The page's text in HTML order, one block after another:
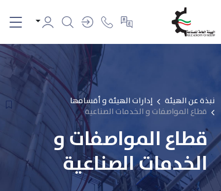
نبذة عن الهيئة
إدارات الهيئة و أقسامها
قطاع المواصفات و الخدمات الصناعية
قطاع المواصفات و
الخدمات الصناعية